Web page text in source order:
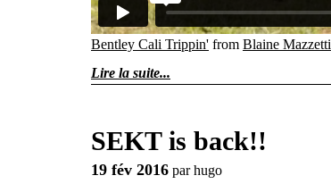
Bentley Cali Trippin' from Blaine Mazzetti
Lire la suite
SEKT is back!!
19 fév 2016 parhugo